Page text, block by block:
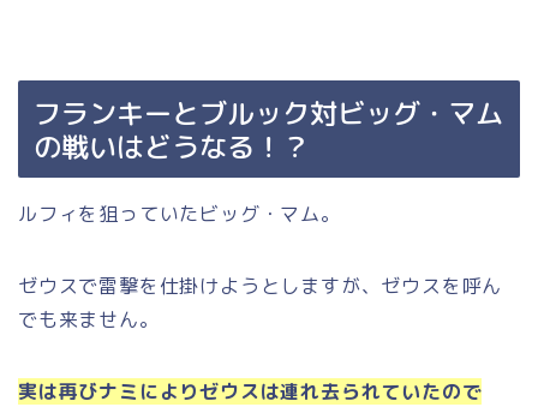
フランキーとブルック対ビッグ・マム
の戦いはどうなる！？
ルフィを狙っていたビッグ・マム。
ゼウスで雷撃を仕掛けようとしますが、ゼウスを呼ん
でも来ません。
実は再びナミによりゼウスは連れ去られていたので